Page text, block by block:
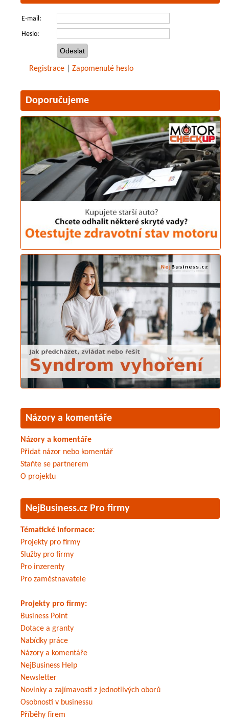
E-mail:
Heslo:
Registrace Zapomenuté heslo
Doporučujeme
Názory a komentáře
Názory a komentáře
Přidat názor nebo komentář
Staňte se partnerem
O projektu
NejBusiness.cz Pro firmy
Tématické informace:
Projekty pro firmy
Služby pro firmy
Pro inzerenty
Pro zaměstnavatele
Projekty pro firmy:
Business Point
Dotace a granty
Nabídky práce
Názory a komentáře
NejBusiness Help
Newsletter
Novinky a zajímavosti z jednotlivých oborů
Osobnosti v businessu
Příběhy firem